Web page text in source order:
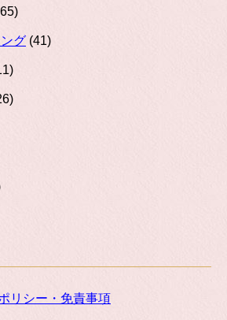
グ (41)
リシー・免責事項